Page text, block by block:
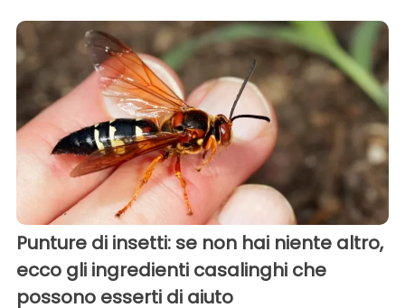
Punture di insetti: se non hai niente altro,
ecco gli ingredienti casalinghi che
possono esserti di aiuto